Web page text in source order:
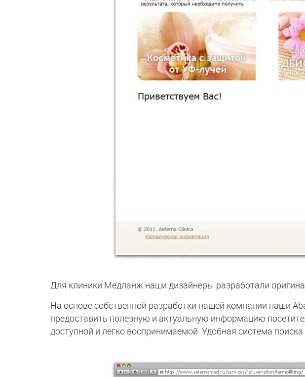
Для клиники Медланж наши дизайнеры разработали
На основе собственной разработки нашей компании наши
предоставить полезную и актуальную информацию
доступной и легко воспринимаемой. Удобная система